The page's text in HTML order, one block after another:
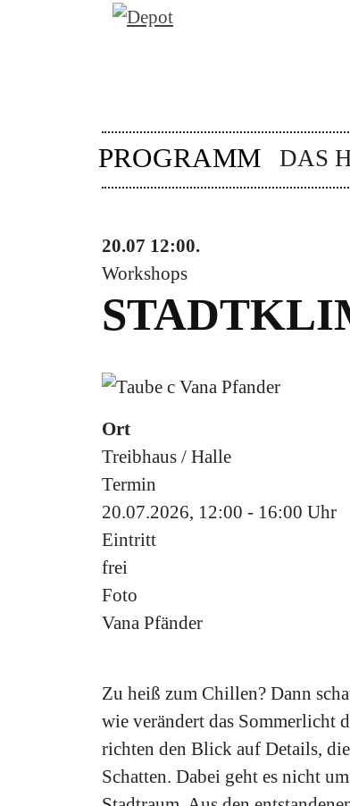
PROGRAMM DAS
20.07 12:00.
Workshops
Ort
Treibhaus / Halle
Termin
20.07.2026, 12:00 - 16:00 Uhr
Eintritt
frei
Foto
Vana Pfänder
Zu heiß zum Chillen? Dann
wie verändert das Sommerlicht
richten den Blick auf Details,
Schatten. Dabei geht es nicht